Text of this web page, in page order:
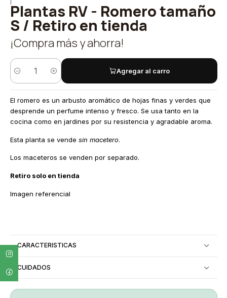
Plantas RV - Romero tamaño
S / Retiro en tienda
¡Compra más y ahorra!
Cantidad
Agregar al carro
El romero es un arbusto aromático de hojas finas y verdes que
desprende un perfume intenso y fresco. Se usa tanto en la
cocina como en jardines por su resistencia y agradable aroma.
Esta planta se vende sin macetero.
Los maceteros se venden por separado.
Retiro solo en tienda
Imagen referencial
CARACTERISTICAS
CUIDADOS